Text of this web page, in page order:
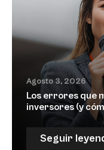
Agosto 3, 2026
Los errores que
inversores (y
Seguir